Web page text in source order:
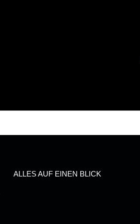
ALLES AUF EINEN BLICK